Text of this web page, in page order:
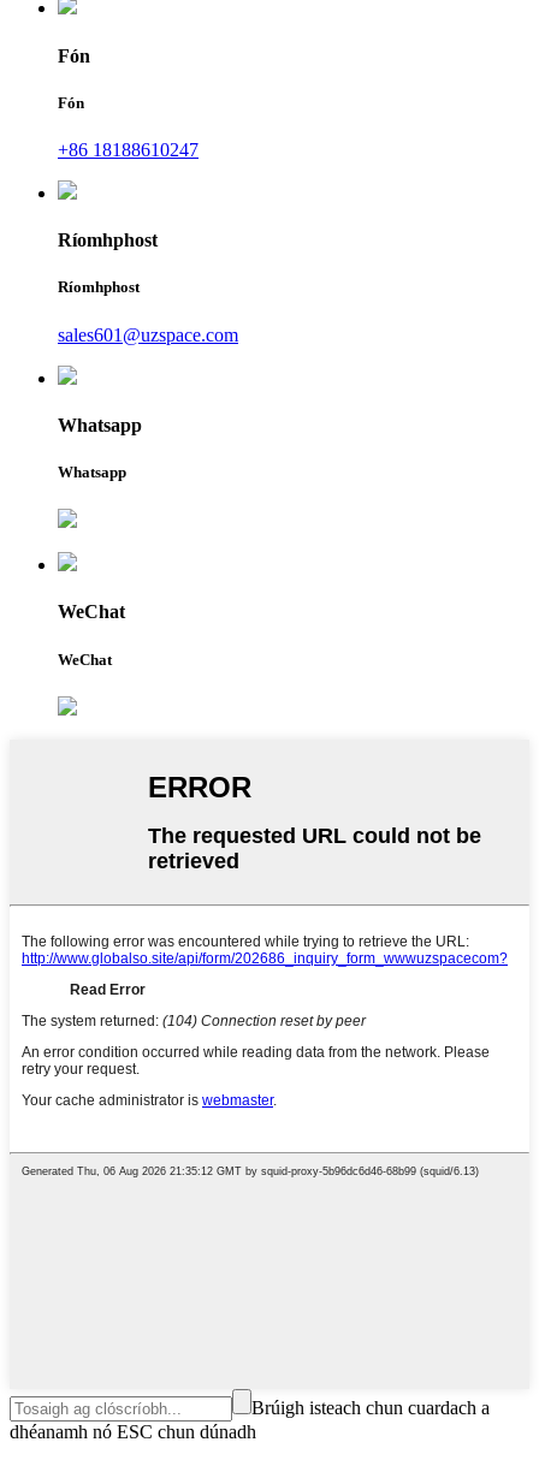
Fón
Fón
+86 18188610247
Ríomhphost
Ríomhphost
sales601@uzspace.com
Whatsapp
Whatsapp
WeChat
WeChat
Brúigh isteach chun cuardach a
dhéanamh nó ESC chun dúnadh